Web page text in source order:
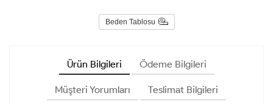
Beden Tablosu
Ürün Bilgileri Ödeme Bilgileri
Müşteri Yorumları Teslimat Bilgileri